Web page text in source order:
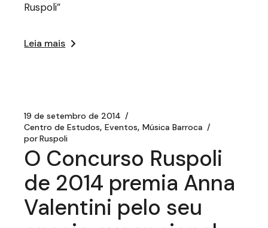
Ruspoli”
Leia mais
19 de setembro de 2014
Centro de Estudos Eventos Música Barroca
porRuspoli
O Concurso Ruspoli
de 2014 premia Anna
Valentini pelo seu